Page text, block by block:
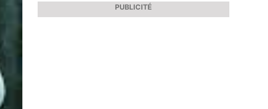
PUBLICITÉ